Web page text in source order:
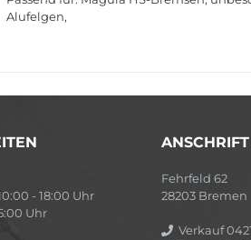
Alufelgen,
- 18:00 Uhr
Uhr
Fehrfeld 62
28203 Bremen
Verkauf